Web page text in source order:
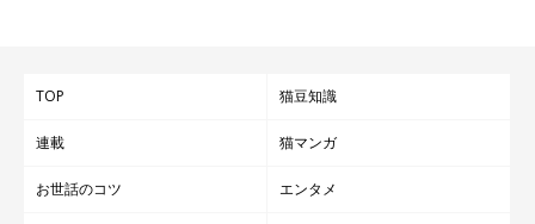
TOP 猫豆知識
連載 猫マンガ
お世話のコツ エンタメ